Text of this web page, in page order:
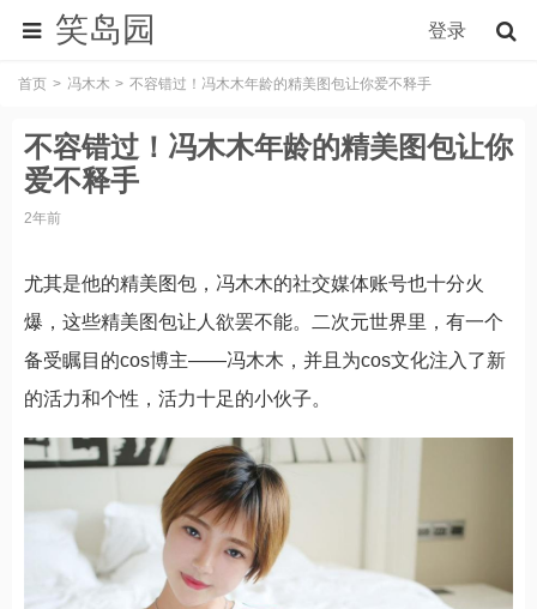
笑岛园 登录
首页 冯木木 不容错过！冯木木年龄的精美图包让你爱不释手
不容错过！冯木木年龄的精美图包让你
爱不释手
2年前
尤其是他的精美图包，冯木木的社交媒体账号也十分火
爆，这些精美图包让人欲罢不能。二次元世界里，有一个
备受瞩目的cos博主——冯木木，并且为cos文化注入了新
的活力和个性，活力十足的小伙子。